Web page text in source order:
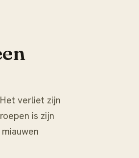
verliet zijn
is zijn